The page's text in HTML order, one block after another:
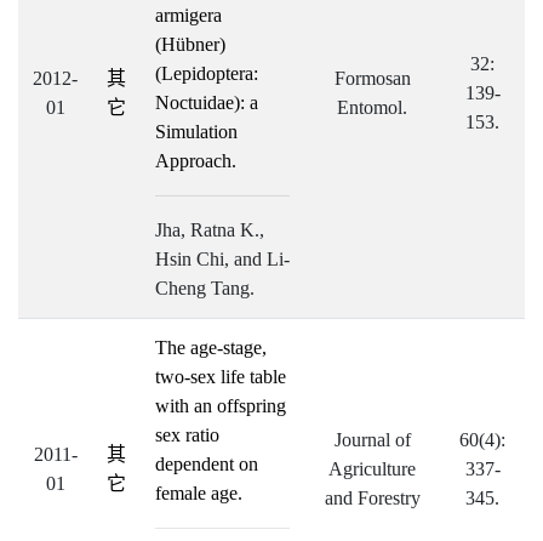
2012-
01
其
它
armigera
(Hübner)
(Lepidoptera:
Noctuidae): a
Simulation
Approach.
Jha, Ratna K.,
Hsin Chi, and Li-
Cheng Tang.
Formosan
Entomol.
32:
139-
153.
2011-
01
其
它
The age-stage,
two-sex life table
with an offspring
sex ratio
dependent on
female age.
Journal of
Agriculture
and Forestry
60(4):
337-
345.